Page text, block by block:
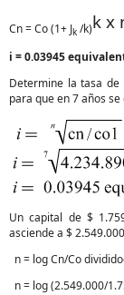
Cn = Co (1+ Jk /k)k x
i = 0.03945
Determine la tasa
para que en 7 años
Un capital de $
asciende a $
n = log Cn/Co
n = log (2.549.000/